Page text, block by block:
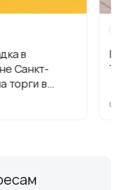
в
Санкт-
торги в